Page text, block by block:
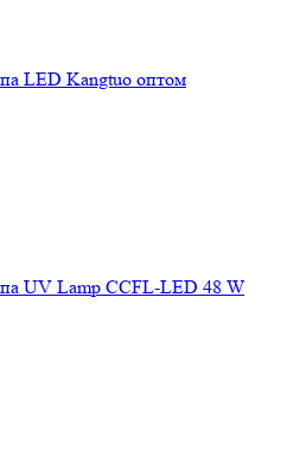
LED Kangtuo оптом
UV Lamp CCFL-LED 48 W